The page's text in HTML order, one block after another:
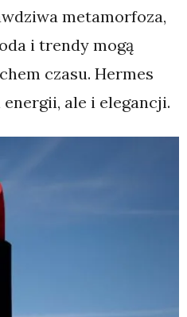
metamorfoza,
i trendy mogą
czasu. Hermes
ale i elegancji.